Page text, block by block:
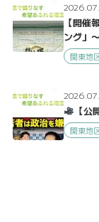
【開催
ング」
関東地
【公
関東地